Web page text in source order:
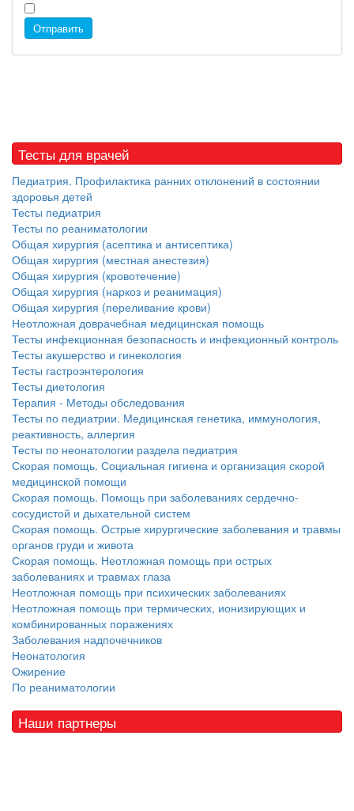
Отправить
Тесты для врачей
Педиатрия. Профилактика ранних отклонений в состоянии
здоровья детей
Тесты педиатрия
Тесты по реаниматологии
Общая хирургия (асептика и антисептика)
Общая хирургия (местная анестезия)
Общая хирургия (кровотечение)
Общая хирургия (наркоз и реанимация)
Общая хирургия (переливание крови)
Неотложная доврачебная медицинская помощь
Тесты инфекционная безопасность и инфекционный контроль
Тесты акушерство и гинекология
Тесты гастроэнтерология
Тесты диетология
Терапия - Методы обследования
Тесты по педиатрии. Медицинская генетика, иммунология,
реактивность, аллергия
Тесты по неонатологии раздела педиатрия
Скорая помощь. Социальная гигиена и организация скорой
медицинской помощи
Скорая помощь. Помощь при заболеваниях сердечно-
сосудистой и дыхательной систем
Скорая помощь. Острые хирургические заболевания и травмы
органов груди и живота
Скорая помощь. Неотложная помощь при острых
заболеваниях и травмах глаза
Неотложная помощь при психических заболеваниях
Неотложная помощь при термических, ионизирующих и
комбинированных поражениях
Заболевания надпочечников
Неонатология
Ожирение
По реаниматологии
Наши партнеры